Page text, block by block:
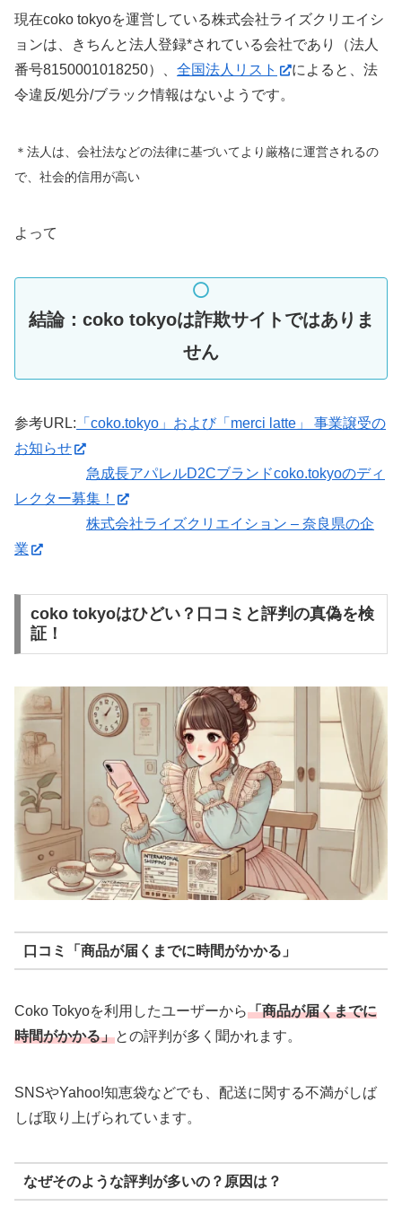
現在coko tokyoを運営している株式会社ライズクリエイシ
ョンは、きちんと法人登録*されている会社であり（法人
番号8150001018250）、 全国法人リスト
によると、法
令違反/処分/ブラック情報はないようです。
＊法人は、会社法などの法律に基づいてより厳格に運営されるの
で、社会的信用が高い
よって
結論：coko tokyoは詐欺サイトではありま
せん
参考URL: 「coko.tokyo」および「merci latte」 事業譲受の
お知らせ
急成長アパレルD2Cブランドcoko.tokyoのディ
レクター募集！
株式会社ライズクリエイション – 奈良県の企
業
coko tokyoはひどい？口コミと評判の真偽を検
証！
口コミ 「商品が届くまでに時間がかかる」
Coko Tokyoを利用したユーザーから「商品が届くまでに
時間がかかる」との評判が多く聞かれます。
SNSやYahoo!知恵袋などでも、配送に関する不満がしば
しば取り上げられています。
なぜそのような評判が多いの？原因は？